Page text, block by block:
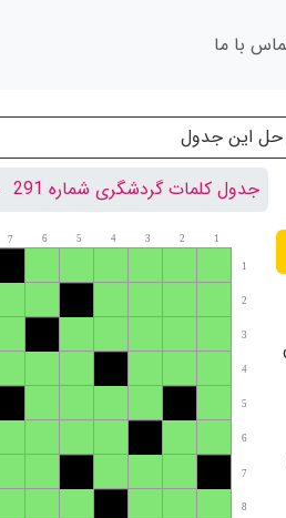
با ما
حل این جدول
جدول کلمات گردشگری شماره 291
1
1
2
3
4
5
6
7
2
3
4
5
6
7
8